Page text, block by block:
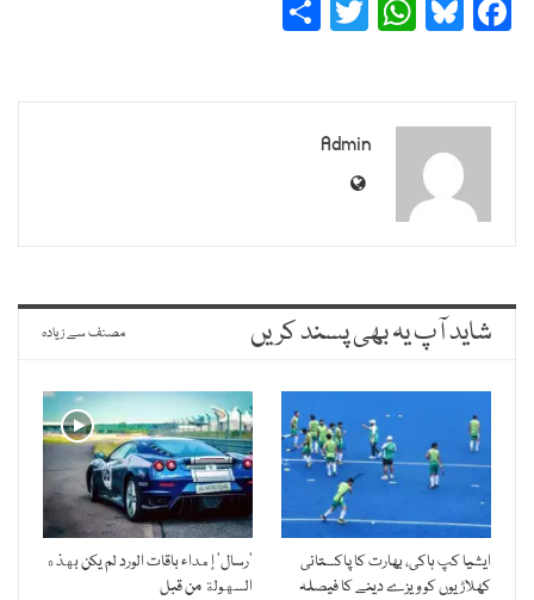
Facebook
Bluesky
WhatsApp
Twitter
Admin
شاید آپ یہ بھی پسند کریں مصنف سے زیادہ
ایشیا کپ ہاکی، بھارت کا پاکستانی
کھلاڑیوں کو ویزے دینے کا فیصلہ
’رسال’ إهداء باقات الورد لم يكن بهذه
السهولة من قبل